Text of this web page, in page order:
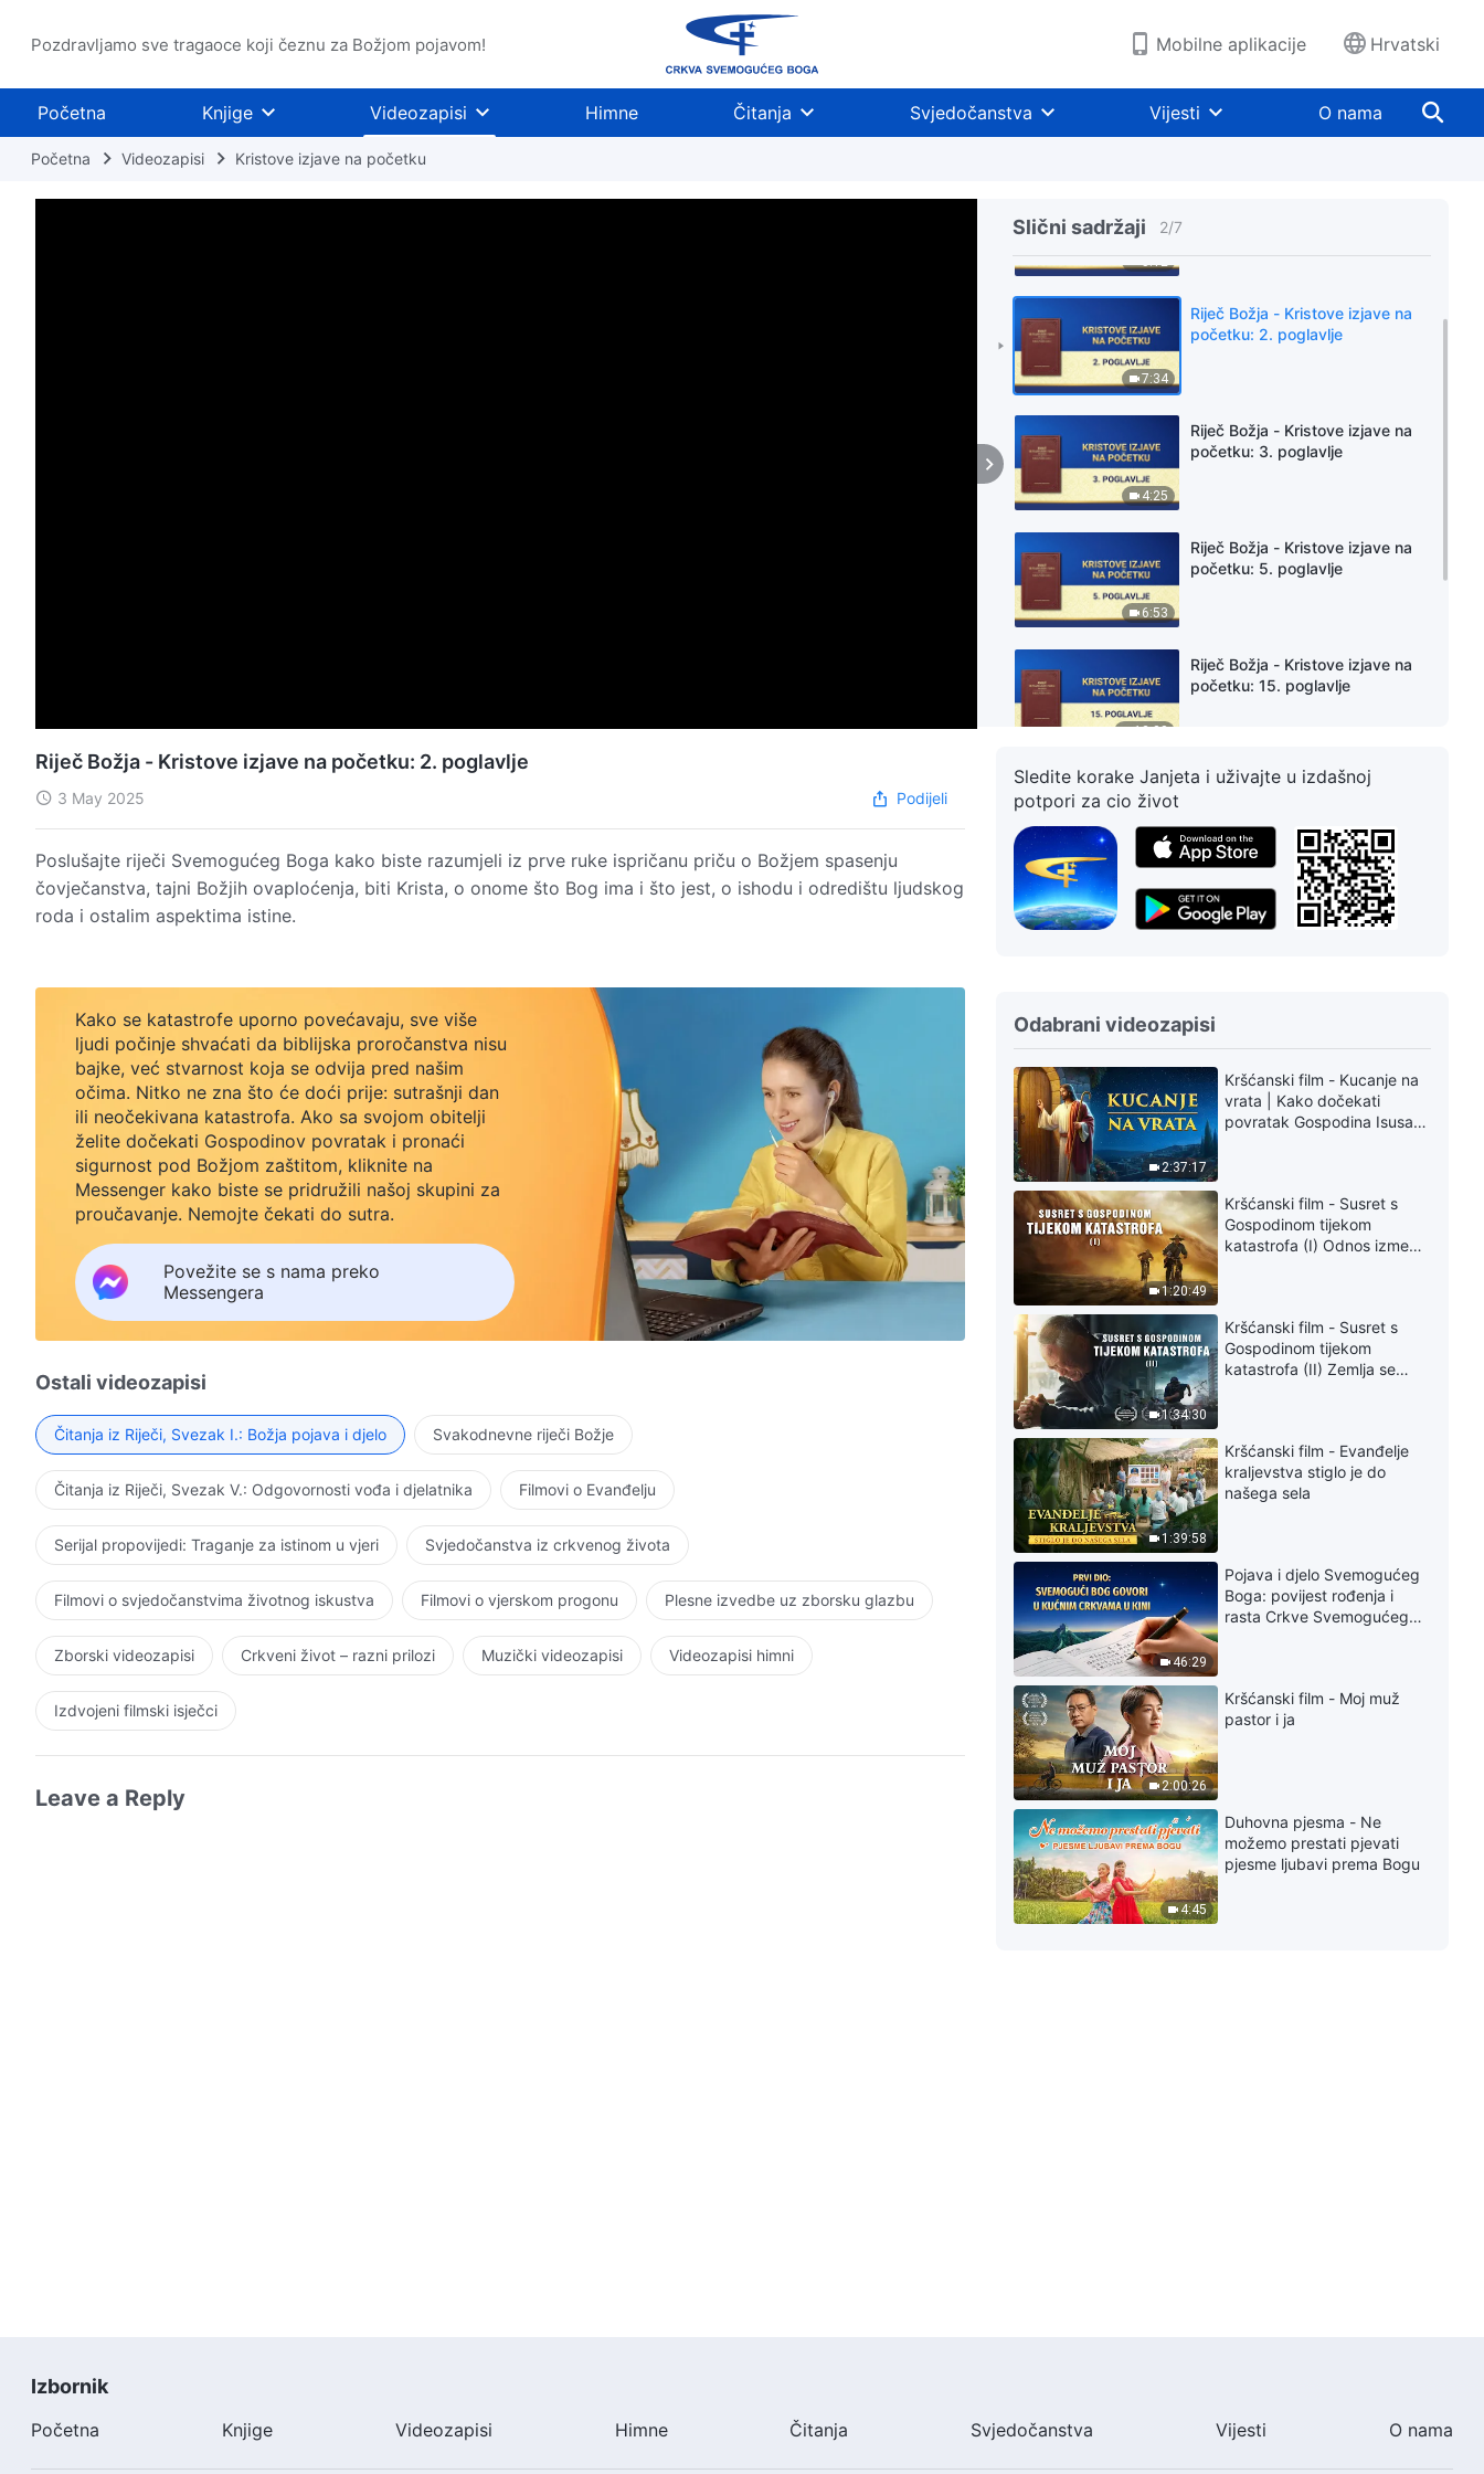
Pozdravljamo sve tragaoce koji čeznu za Božjom pojavom! Mobilne aplikacije Hrvatski
Početna Knjige Videozapisi Himne Čitanja Svjedočanstva Vijesti O nama
Početna Videozapisi Kristove izjave na početku
Slični sadržaji 2/7
5:12
7:34
Riječ Božja - Kristove izjave na
početku: 2. poglavlje
4:25
Riječ Božja - Kristove izjave na
početku: 3. poglavlje
6:53
Riječ Božja - Kristove izjave na
početku: 5. poglavlje
12:38
Riječ Božja - Kristove izjave na
početku: 15. poglavlje
16:20
Riječ Božja - Kristove izjave na
Riječ Božja - Kristove izjave na
početku: 103. poglavlje
Riječ Božja - Kristove izjave na početku: 2. poglavlje
3 May 2025 Podijeli
Poslušajte riječi Svemogućeg Boga kako biste razumjeli iz prve ruke ispričanu priču o Božjem spasenju
čovječanstva, tajni Božjih ovaploćenja, biti Krista, o onome što Bog ima i što jest, o ishodu i odredištu ljudskog
roda i ostalim aspektima istine.
Kako se katastrofe uporno povećavaju, sve više
ljudi počinje shvaćati da biblijska proročanstva nisu
bajke, već stvarnost koja se odvija pred našim
očima. Nitko ne zna što će doći prije: sutrašnji dan
ili neočekivana katastrofa. Ako sa svojom obitelji
želite dočekati Gospodinov povratak i pronaći
sigurnost pod Božjom zaštitom, kliknite na
Messenger kako biste se pridružili našoj skupini za
proučavanje. Nemojte čekati do sutra.
Povežite se s nama preko
Messengera
Ostali videozapisi
Čitanja iz Riječi, Svezak I.: Božja pojava i djelo Svakodnevne riječi Božje
Čitanja iz Riječi, Svezak V.: Odgovornosti vođa i djelatnika Filmovi o Evanđelju
Serijal propovijedi: Traganje za istinom u vjeri Svjedočanstva iz crkvenog života
Filmovi o svjedočanstvima životnog iskustva Filmovi o vjerskom progonu Plesne izvedbe uz zborsku glazbu
Zborski videozapisi Crkveni život – razni prilozi Muzički videozapisi Videozapisi himni
Izdvojeni filmski isječci
Leave a Reply
Sledite korake Janjeta i uživajte u izdašnoj
potpori za cio život
Odabrani videozapisi
2:37:17
Kršćanski film - Kucanje na
vrata | Kako dočekati
povratak Gospodina Isusa
1:20:49
Kršćanski film - Susret s
Gospodinom tijekom
katastrofa (I) Odnos između
1:34:30
Kršćanski film - Susret s
Gospodinom tijekom
katastrofa (II) Zemlja se
1:39:58
Kršćanski film - Evanđelje
kraljevstva stiglo je do
našega sela
46:29
Pojava i djelo Svemogućeg
Boga: povijest rođenja i
rasta Crkve Svemogućeg
2:00:26
Kršćanski film - Moj muž
pastor i ja
4:45
Duhovna pjesma - Ne
možemo prestati pjevati
pjesme ljubavi prema Bogu
Izbornik
Početna Knjige Videozapisi Himne Čitanja Svjedočanstva Vijesti O nama